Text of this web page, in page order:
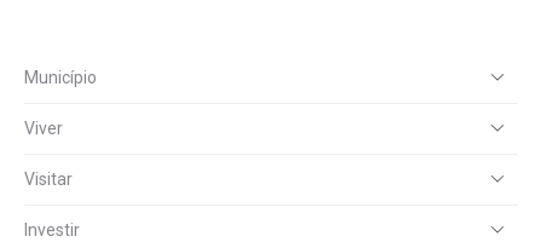
Município
Viver
Visitar
Investir